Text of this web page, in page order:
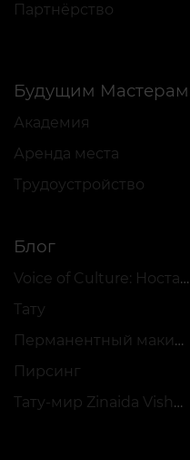
Партнёрство
Будущим Мастерам
Академия
Аренда места
Трудоустройство
Блог
Voice of Culture: Ностальгия по 2000-м
Тату
Перманентный макияж
Пирсинг
Тату-мир Zinaida Vishenka